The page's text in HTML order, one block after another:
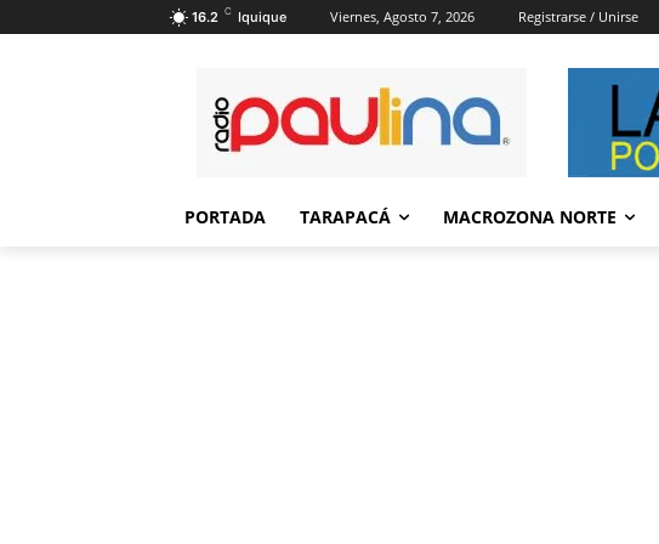
16.2 C Iquique Viernes, Agosto 7, 2026 Registrarse / Unirse
PORTADA TARAPACÁ MACROZONA NORTE